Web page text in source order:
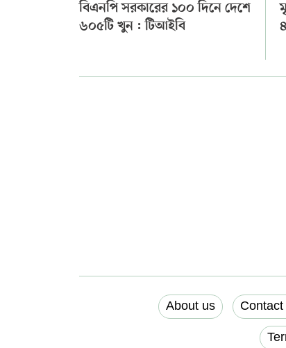
বিএনপি সরকারের ১০০ দিনে দেশে
৬০৫টি খুন : টিআইবি
About us